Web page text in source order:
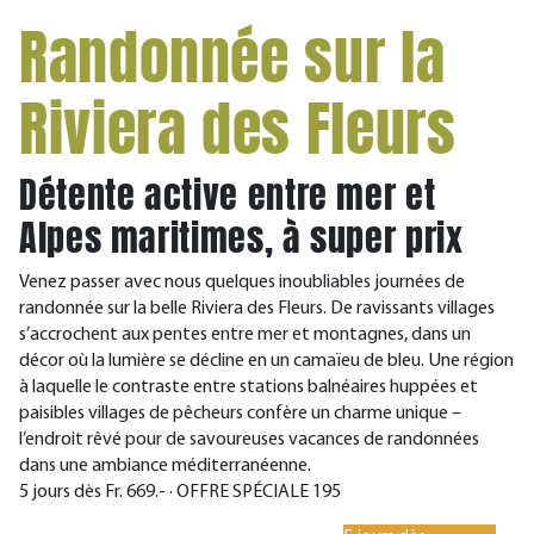
Randonnée sur la
Riviera des Fleurs
Détente active entre mer et
Alpes maritimes, à super prix
Venez passer avec nous quelques inoubliables journées de
randonnée sur la belle Riviera des Fleurs. De ravissants villages
s’accrochent aux pentes entre mer et montagnes, dans un
décor où la lumière se décline en un camaïeu de bleu. Une région
à laquelle le contraste entre stations balnéaires huppées et
paisibles villages de pêcheurs confère un charme unique –
l’endroit rêvé pour de savoureuses vacances de randonnées
dans une ambiance méditerranéenne.
5 jours dès Fr. 669.- · OFFRE SPÉCIALE 195